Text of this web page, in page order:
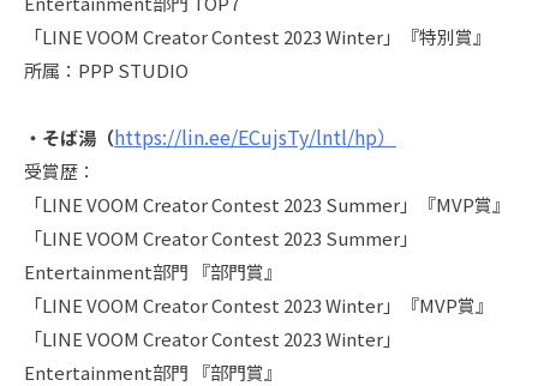
「LINE VOOM Creator Contest 2023 Winter」『特別賞』
所属：PPP STUDIO
・そば湯（https://lin.ee/ECujsTy/lntl/hp）
受賞歴：
「LINE VOOM Creator Contest 2023 Summer」『MVP賞』
「LINE VOOM Creator Contest 2023 Summer」
Entertainment部門 『部門賞』
「LINE VOOM Creator Contest 2023 Winter」『MVP賞』
「LINE VOOM Creator Contest 2023 Winter」
Entertainment部門 『部門賞』